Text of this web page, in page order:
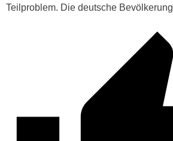
Teilproblem. Die deutsche Bevölkerung